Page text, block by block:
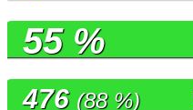
55 %
476 (88 %)